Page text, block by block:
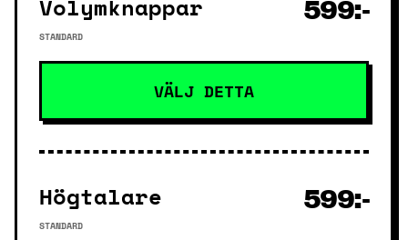
Volymknappar
STANDARD
599:-
VÄLJ DETTA
Högtalare
STANDARD
599:-